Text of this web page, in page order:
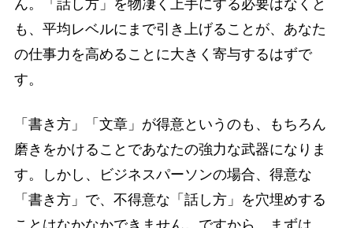
ん。「話し方」を物凄く上手にする必要はなくと
も、平均レベルにまで引き上げることが、あなた
の仕事力を高めることに大きく寄与するはずで
す。
「書き方」「文章」が得意というのも、もちろん
磨きをかけることであなたの強力な武器になりま
す。しかし、ビジネスパーソンの場合、得意な
「書き方」で、不得意な「話し方」を穴埋めする
ことはなかなかできません。ですから、まずは